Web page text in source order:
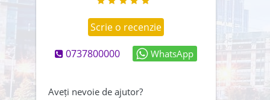
Scrie o recenzie
0737800000
WhatsApp
Aveți nevoie de ajutor?
Abonează-mă și la newsletter
Creează-mi și un cont